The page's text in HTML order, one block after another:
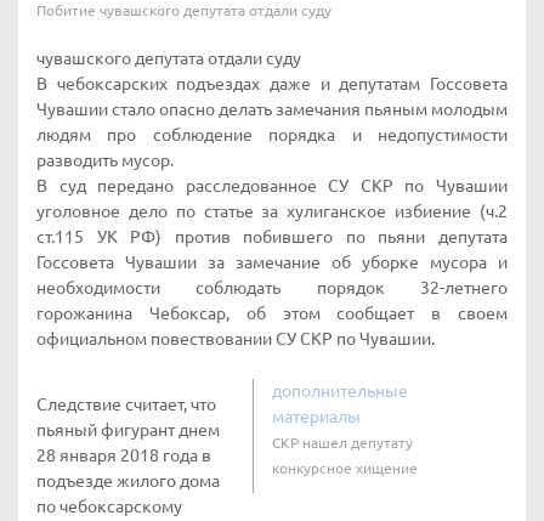
Побитие чувашского депутата отдали суду
чувашского депутата отдали суду
В чебоксарских подъездах даже и депутатам Госсовета
Чувашии стало опасно делать замечания пьяным молодым
людям про соблюдение порядка и недопустимости
разводить мусор.
В суд передано расследованное СУ СКР по Чувашии
уголовное дело по статье за хулиганское избиение (ч.2
ст.115 УК РФ) против побившего по пьяни депутата
Госсовета Чувашии за замечание об уборке мусора и
необходимости соблюдать порядок 32-летнего
горожанина Чебоксар, об этом сообщает в своем
официальном повествовании СУ СКР по Чувашии.
дополнительные
материалы
СКР нашел депутату
конкурсное хищение
Следствие считает, что
пьяный фигурант днем
28 января 2018 года в
подъезде жилого дома
по чебоксарскому